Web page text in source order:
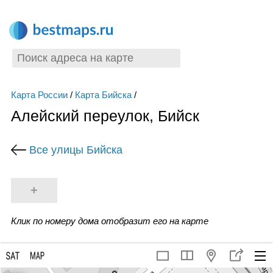
Карта России/ Карта Бийска/
Алейский переулок, Бийск
Все улицы Бийска
+
Клик по номеру дома отобразит его на карте